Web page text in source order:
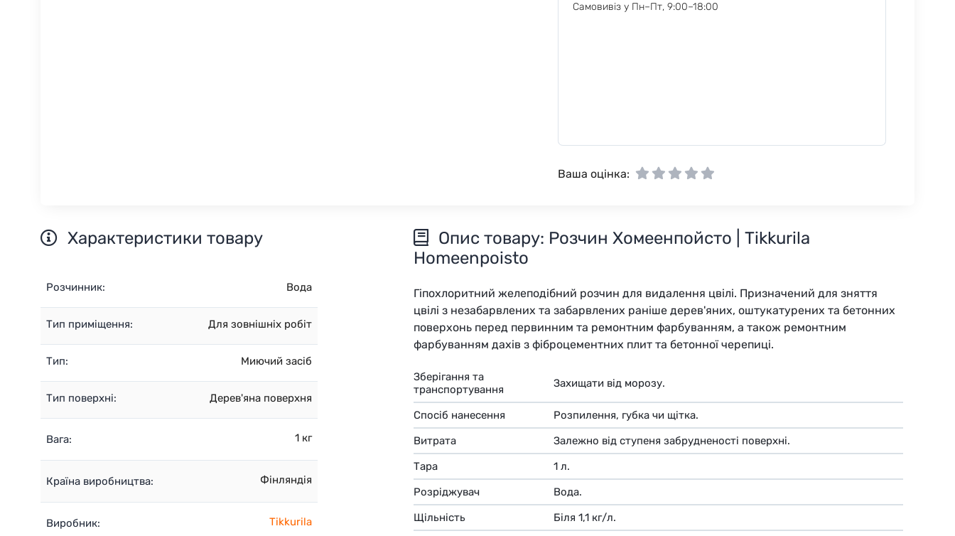
Самовивіз у Пн–Пт, 9:00–18:00
Ваша оцінка:
Характеристики товару
Розчинник: Вода
Тип приміщення: Для зовнішніх робіт
Тип: Миючий засіб
Тип поверхні: Дерев'яна поверхня
Вага: 1 кг
Країна виробництва: Фінляндія
Виробник: Tikkurila
Опис товару: Розчин Хомеенпойсто | Tikkurila
Homeenpoisto
Гіпохлоритний желеподібний розчин для видалення цвілі. Призначений для зняття
цвілі з незабарвлених та забарвлених раніше дерев'яних, оштукатурених та бетонних
поверхонь перед первинним та ремонтним фарбуванням, а також ремонтним
фарбуванням дахів з фіброцементних плит та бетонної черепиці.
Зберігання та
транспортування
Захищати від морозу.
Спосіб нанесення
Розпилення, губка чи щітка.
Витрата
Залежно від ступеня забрудненості поверхні.
Тара
1 л.
Розріджувач
Вода.
Щільність
Біля 1,1 кг/л.